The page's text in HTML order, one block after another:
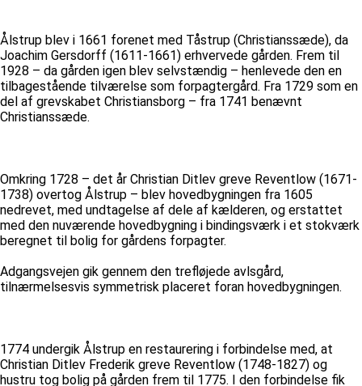
Ålstrup blev i 1661 forenet med Tåstrup (Christianssæde), da
Joachim Gersdorff (1611-1661) erhvervede gården. Frem til
1928 – da gården igen blev selvstændig – henlevede den en
tilbagestående tilværelse som forpagtergård. Fra 1729 som en
del af grevskabet Christiansborg – fra 1741 benævnt
Christianssæde.
Omkring 1728 – det år Christian Ditlev greve Reventlow (1671-
1738) overtog Ålstrup – blev hovedbygningen fra 1605
nedrevet, med undtagelse af dele af kælderen, og erstattet
med den nuværende hovedbygning i bindingsværk i et stokværk
beregnet til bolig for gårdens forpagter.
Adgangsvejen gik gennem den trefløjede avlsgård,
tilnærmelsesvis symmetrisk placeret foran hovedbygningen.
1774 undergik Ålstrup en restaurering i forbindelse med, at
Christian Ditlev Frederik greve Reventlow (1748-1827) og
hustru tog bolig på gården frem til 1775. I den forbindelse fik